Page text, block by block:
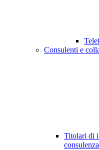
Consulenti e
Titolari di
consulenza